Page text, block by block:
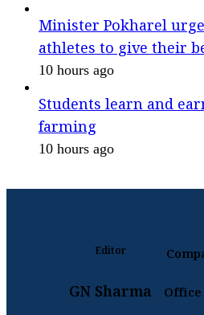
Minister Pokharel
athletes to give their
10 hours ago
Students learn and
farming
10 hours ago
Editor
GN Sharma Office